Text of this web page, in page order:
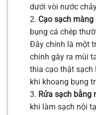
dưới vòi nước
2. Cạo sạch màng
bụng cá chép
Đây chính là một
chính gây ra mùi
thìa cạo thật sạch
khi khoang bụng
3. Rửa sạch
khi làm sạch nội